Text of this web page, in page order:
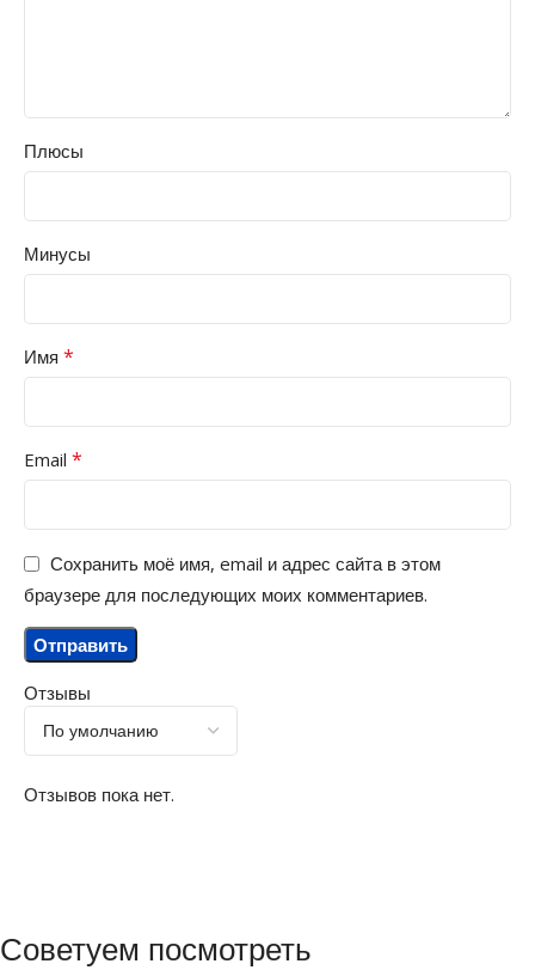
Отзывы
Отзывов пока нет.
Плюсы
Минусы
Имя *
Email *
Сохранить моё имя, email и адрес сайта в этом
браузере для последующих моих комментариев.
Советуем посмотреть